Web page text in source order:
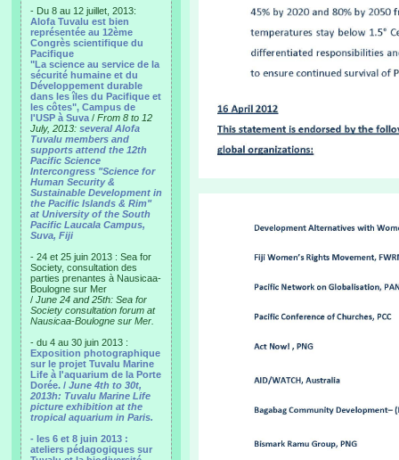
- Du 8 au 12 juillet, 2013:
Alofa Tuvalu est bien
représentée au 12ème
Congrès scientifique du
Pacifique
"La science au service de la
sécurité humaine et du
Développement durable
dans les îles du Pacifique et
les côtes", Campus de
l'USP à Suva / From 8 to 12
July, 2013: several Alofa
Tuvalu members and
supports attend the 12th
Pacific Science
Intercongress "Science for
Human Security &
Sustainable Development in
the Pacific Islands & Rim"
at University of the South
Pacific Laucala Campus,
Suva, Fiji
- 24 et 25 juin 2013 : Sea for
Society, consultation des
parties prenantes à Nausicaa-
Boulogne sur Mer
/ June 24 and 25th: Sea for
Society consultation forum at
Nausicaa-Boulogne sur Mer.
- du 4 au 30 juin 2013 :
Exposition photographique
sur le projet Tuvalu Marine
Life à l'aquarium de la Porte
Dorée. / June 4th to 30t,
2013h: Tuvalu Marine Life
picture exhibition at the
tropical aquarium in Paris.
- les 6 et 8 juin 2013 :
ateliers pédagogiques sur